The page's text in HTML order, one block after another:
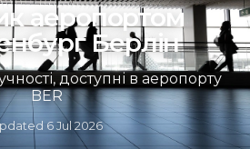
аеропортом
Берлін
доступні в аеропорту
BER
6 Jul 2026